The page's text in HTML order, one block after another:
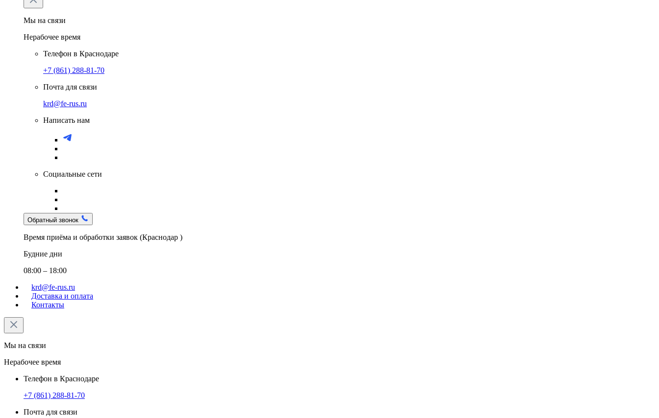
Мы на связи
Нерабочее время
Телефон в Краснодаре
+7 (861) 288-81-70
Почта для связи
krd@fe-rus.ru
Написать нам
Социальные сети
Обратный звонок
Время приёма и обработки заявок (Краснодар )
Будние дни
08:00 – 18:00
krd@fe-rus.ru
Доставка и оплата
Контакты
Мы на связи
Нерабочее время
Телефон в Краснодаре
+7 (861) 288-81-70
Почта для связи